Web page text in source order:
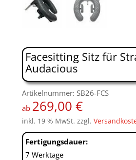
Facesitting Sitz für
Audacious
Artikelnummer: SB26-FCS
ab 269,00 €
inkl. 19 % MwSt. zzgl.
Fertigungsdauer:
7 Werktage